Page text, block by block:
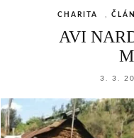
CHARITA
AVI
3. 3.